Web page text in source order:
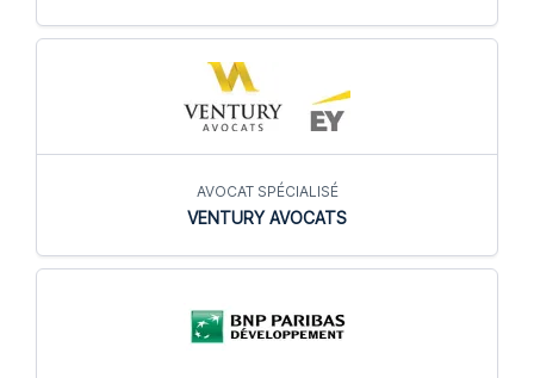
AVOCAT SPÉCIALISÉ
VENTURY AVOCATS